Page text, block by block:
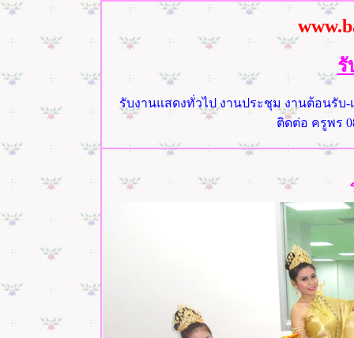
รั
รับงานแสดงทั่วไป งานประชุม งานต้อนรับ
ติดต่อ ครูพร